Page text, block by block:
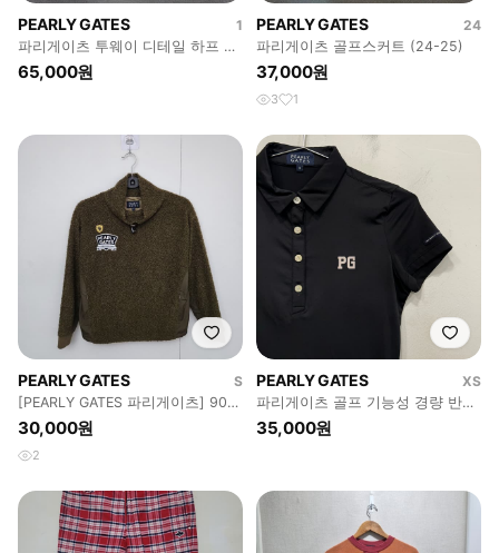
PEARLY GATES
1
파리게이츠 투웨이 디테일 하프 니
트 집업 (85)
65,000원
PEARLY GATES
24
파리게이츠 골프스커트 (24-25)
37,000원
3 1
PEARLY GATES
S
[PEARLY GATES 파리게이츠] 90
55 여 뽀글이맨투맨
30,000원
2
PEARLY GATES
XS
파리게이츠 골프 기능성 경량 반팔
카라티
35,000원